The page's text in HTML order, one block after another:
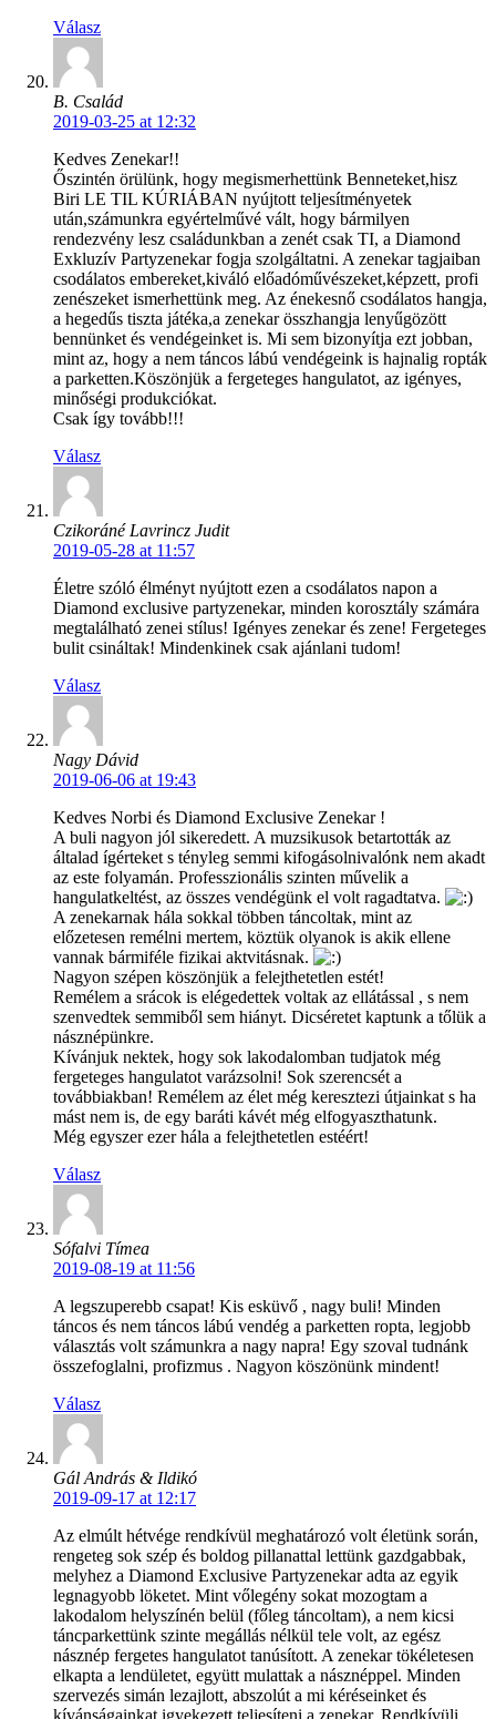
Válasz
B. Család
2019-03-25 at 12:32
Kedves Zenekar!!
Őszintén örülünk, hogy megismerhettünk Benneteket,hisz
Biri LE TIL KÚRIÁBAN nyújtott teljesítményetek
után,számunkra egyértelművé vált, hogy bármilyen
rendezvény lesz családunkban a zenét csak TI, a Diamond
Exkluzív Partyzenekar fogja szolgáltatni. A zenekar tagjaiban
csodálatos embereket,kiváló előadóművészeket,képzett, profi
zenészeket ismerhettünk meg. Az énekesnő csodálatos hangja,
a hegedűs tiszta játéka,a zenekar összhangja lenyűgözött
bennünket és vendégeinket is. Mi sem bizonyítja ezt jobban,
mint az, hogy a nem táncos lábú vendégeink is hajnalig ropták
a parketten.Köszönjük a fergeteges hangulatot, az igényes,
minőségi produkciókat.
Csak így tovább!!!
Válasz
Czikoráné Lavrincz Judit
2019-05-28 at 11:57
Életre szóló élményt nyújtott ezen a csodálatos napon a
Diamond exclusive partyzenekar, minden korosztály számára
megtalálható zenei stílus! Igényes zenekar és zene! Fergeteges
bulit csináltak! Mindenkinek csak ajánlani tudom!
Válasz
Nagy Dávid
2019-06-06 at 19:43
Kedves Norbi és Diamond Exclusive Zenekar !
A buli nagyon jól sikeredett. A muzsikusok betartották az
általad ígérteket s tényleg semmi kifogásolnivalónk nem akadt
az este folyamán. Professzionális szinten művelik a
hangulatkeltést, az összes vendégünk el volt ragadtatva.
A zenekarnak hála sokkal többen táncoltak, mint az
előzetesen remélni mertem, köztük olyanok is akik ellene
vannak bármiféle fizikai aktvitásnak.
Nagyon szépen köszönjük a felejthetetlen estét!
Remélem a srácok is elégedettek voltak az ellátással , s nem
szenvedtek semmiből sem hiányt. Dicséretet kaptunk a tőlük a
násznépünkre.
Kívánjuk nektek, hogy sok lakodalomban tudjatok még
fergeteges hangulatot varázsolni! Sok szerencsét a
továbbiakban! Remélem az élet még keresztezi útjainkat s ha
mást nem is, de egy baráti kávét még elfogyaszthatunk.
Még egyszer ezer hála a felejthetetlen estéért!
Válasz
Sófalvi Tímea
2019-08-19 at 11:56
A legszuperebb csapat! Kis esküvő , nagy buli! Minden
táncos és nem táncos lábú vendég a parketten ropta, legjobb
választás volt számunkra a nagy napra! Egy szoval tudnánk
összefoglalni, profizmus . Nagyon köszönünk mindent!
Válasz
Gál András & Ildikó
2019-09-17 at 12:17
Az elmúlt hétvége rendkívül meghatározó volt életünk során,
rengeteg sok szép és boldog pillanattal lettünk gazdgabbak,
melyhez a Diamond Exclusive Partyzenekar adta az egyik
legnagyobb löketet. Mint vőlegény sokat mozogtam a
lakodalom helyszínén belül (főleg táncoltam), a nem kicsi
táncparkettünk szinte megállás nélkül tele volt, az egész
násznép fergetes hangulatot tanúsított. A zenekar tökéletesen
elkapta a lendületet, együtt mulattak a násznéppel. Minden
szervezés simán lezajlott, abszolút a mi kéréseinket és
kívánságainkat igyekezett teljesíteni a zenekar. Rendkívüli